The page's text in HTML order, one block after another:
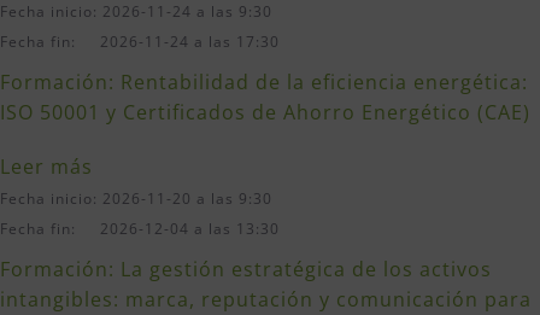
Fecha inicio: 2026-11-24 a las 9:30
Fecha fin: 2026-11-24 a las 17:30
Formación: Rentabilidad de la eficiencia energética:
ISO 50001 y Certificados de Ahorro Energético (CAE)
Leer más
Fecha inicio: 2026-11-20 a las 9:30
Fecha fin: 2026-12-04 a las 13:30
Formación: La gestión estratégica de los activos
intangibles: marca, reputación y comunicación para